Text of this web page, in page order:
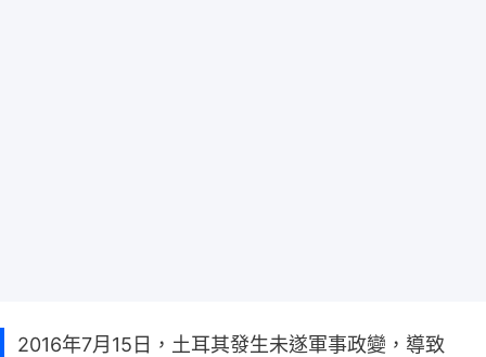
2016年7月15日，土耳其發生未遂軍事政變，導致